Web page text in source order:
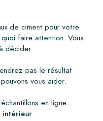
de ciment pour votre
faire attention. Vous
décider.
pas le résultat
vous aider.
en ligne.
intérieur.